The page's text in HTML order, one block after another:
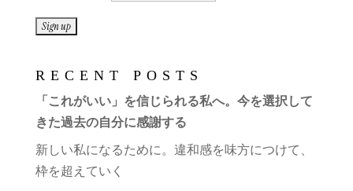
RECENT POSTS
「これがいい」を信じられる私へ。今を選択して
きた過去の自分に感謝する
新しい私になるために。違和感を味方につけて、
枠を超えていく